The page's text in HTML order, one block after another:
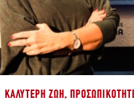
ΚΑΛΎΤΕΡΗ ΖΩΉ,